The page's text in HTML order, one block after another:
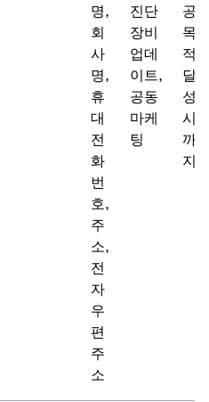
명,
회
사
명,
휴
대
전
화
번
호,
주
소,
전
자
우
편
주
소
진단
장비
업데
이트,
공동
마케
팅
공
목
적
달
성
시
까
지